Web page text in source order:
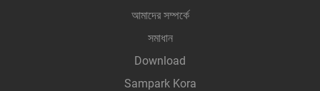
আমাদের সম্পর্কে
সমাধান
Download
Sampark Kora